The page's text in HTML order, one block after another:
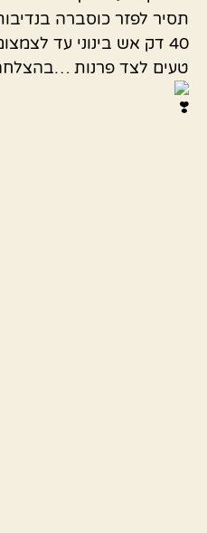
תסיר לפזר כוסברה
40 דק אש בינוני עד לצמצום הרוטב
טעים לצד פרנות